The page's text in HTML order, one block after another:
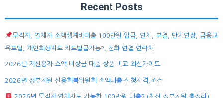
Recent Posts
무직자, 연체자 소액생계비대출 100만원 입금, 연체, 부결, 만기연장, 금융교
육포털, 개인회생자도 카드발급가능?, 전화 연결 연락처
2026년 저신용자 소액 비상금 대출 상품 비교 최신가이드
2026년 정부지원 신용회복위원회 소액대출 신청자격,조건
2026년 무직자·연체자도 가능한 100만원 대출? (최신 정부지원 총정리)